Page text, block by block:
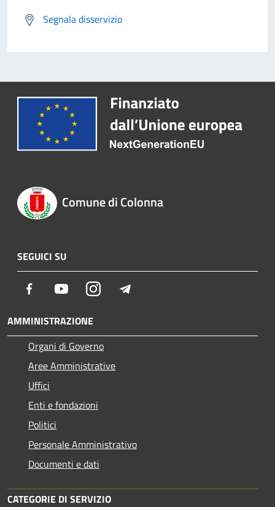
Segnala disservizio
Comune di Colonna
SEGUICI SU
Facebook YoutubeInstagram
AMMINISTRAZIONE
Organi di Governo
Aree Amministrative
Uffici
Enti e fondazioni
Politici
Personale Amministrativo
Documenti e dati
CATEGORIE DI SERVIZIO